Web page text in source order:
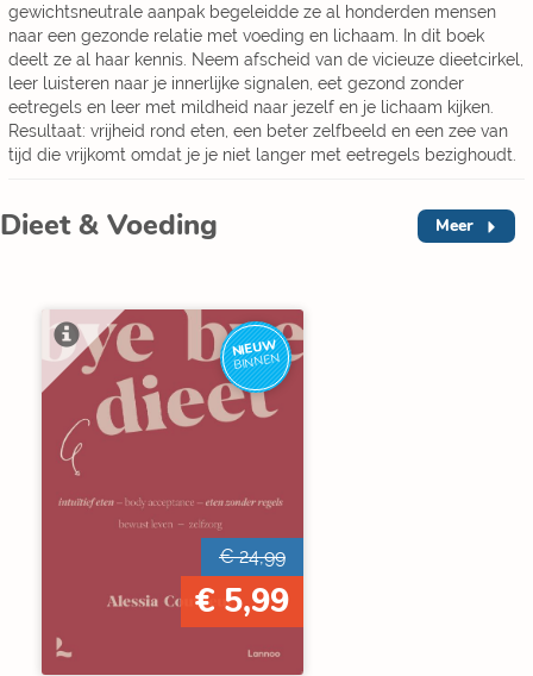
gewichtsneutrale aanpak begeleidde ze al honderden mensen
naar een gezonde relatie met voeding en lichaam. In dit boek
deelt ze al haar kennis. Neem afscheid van de vicieuze dieetcirkel,
leer luisteren naar je innerlijke signalen, eet gezond zonder
eetregels en leer met mildheid naar jezelf en je lichaam kijken.
Resultaat: vrijheid rond eten, een beter zelfbeeld en een zee van
tijd die vrijkomt omdat je je niet langer met eetregels bezighoudt.
Dieet & Voeding Meer
NIEUW
BINNEN
€ 24,99
€ 5,99